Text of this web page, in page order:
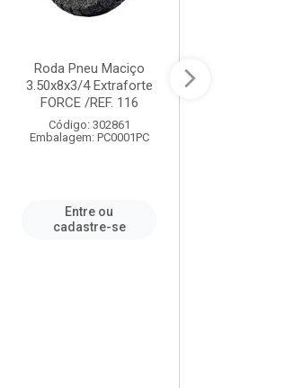
Roda Pneu Maciço
3.50x8x3/4 Extraforte
FORCE /REF. 116
Código: 302861
Embalagem: PC0001PC
Entre ou
cadastre-se